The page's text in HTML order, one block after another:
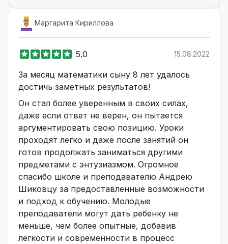
Маргарита Кириллова
5.0 15.08.2022
За месяц математики сыну 8 лет удалось
достичь заметных результатов!
Он стал более уверенным в своих силах,
даже если ответ не верен, он пытается
аргументировать свою позицию. Уроки
проходят легко и даже после занятий он
готов продолжать заниматься другими
предметами с энтузиазмом. Огромное
спасибо школе и преподавателю Андрею
Шиковцу за предоставленные возможности
и подход к обучению. Молодые
преподаватели могут дать ребенку не
меньше, чем более опытные, добавив
легкости и современности в процесс